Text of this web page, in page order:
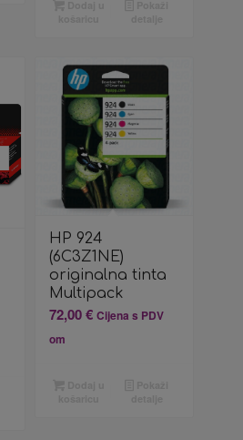
HP 924
(6C3Z1NE)
originalna tinta
Multipack
72,00€ Cijena s PDV
om